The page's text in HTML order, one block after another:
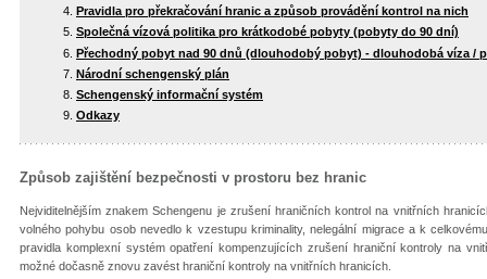
Pravidla pro překračování hranic a způsob provádění kontrol na nich
Společná vízová politika pro krátkodobé pobyty (pobyty do 90 dní)
Přechodný pobyt nad 90 dnů (dlouhodobý pobyt) - dlouhodobá víza /
Národní schengenský plán
Schengenský informační systém
Odkazy
Způsob zajištění bezpečnosti v prostoru bez hranic
Nejviditelnějším znakem Schengenu je zrušení hraničních kontrol na vnitřních
volného pohybu osob nevedlo k vzestupu kriminality, nelegální migrace a k
pravidla komplexní systém opatření kompenzujících zrušení hraniční kontroly na
možné dočasně znovu zavést hraniční kontroly na vnitřních hranicích.